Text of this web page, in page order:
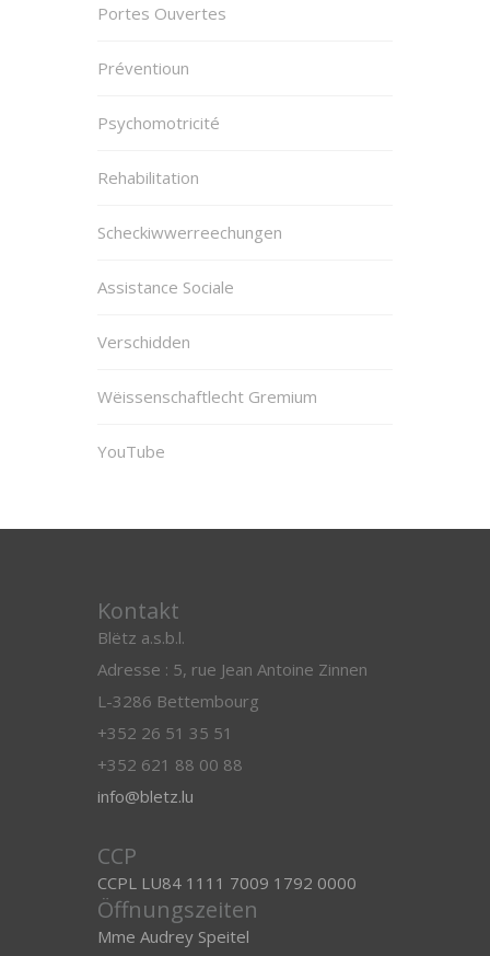
Portes Ouvertes
Préventioun
Psychomotricité
Rehabilitation
Scheckiwwerreechungen
Assistance Sociale
Verschidden
Wëissenschaftlecht Gremium
YouTube
Kontakt
Blëtz a.s.b.l.
Adresse : 5, rue Jean Antoine Zinnen
L-3286 Bettembourg
+352 26 51 35 51
+352 621 88 00 88
info@bletz.lu
CCP
CCPL LU84 1111 7009 1792 0000
Öffnungszeiten
Mme Audrey Speitel